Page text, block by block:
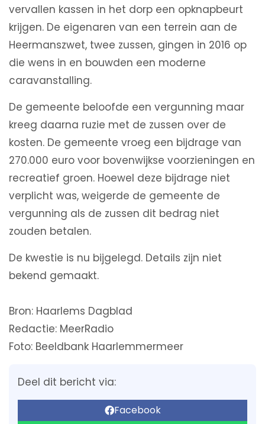
vervallen kassen in het dorp een opknapbeurt
krijgen. De eigenaren van een terrein aan de
Heermanszwet, twee zussen, gingen in 2016 op
die wens in en bouwden een moderne
caravanstalling.
De gemeente beloofde een vergunning maar
kreeg daarna ruzie met de zussen over de
kosten. De gemeente vroeg een bijdrage van
270.000 euro voor bovenwijkse voorzieningen en
recreatief groen. Hoewel deze bijdrage niet
verplicht was, weigerde de gemeente de
vergunning als de zussen dit bedrag niet
zouden betalen.
De kwestie is nu bijgelegd. Details zijn niet
bekend gemaakt.
Bron: Haarlems Dagblad
Redactie: MeerRadio
Foto: Beeldbank Haarlemmermeer
Deel dit bericht via:
Facebook